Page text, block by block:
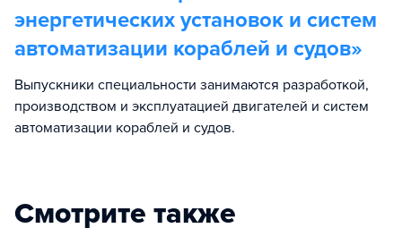
энергетических установок и систем
автоматизации кораблей и судов»
Выпускники специальности занимаются разработкой,
производством и эксплуатацией двигателей и систем
автоматизации кораблей и судов.
Смотрите также